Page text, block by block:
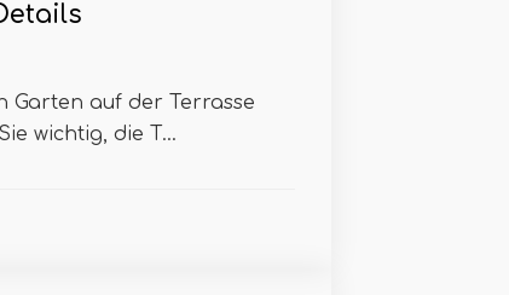
Garten auf der Terrasse
wichtig, die T...